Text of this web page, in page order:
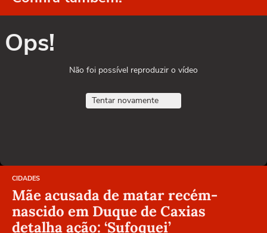
Ops!
Não foi possível reproduzir o vídeo
Tentar novamente
CIDADES
Mãe acusada de matar recém-
nascido em Duque de Caxias
detalha ação: ‘Sufoquei’